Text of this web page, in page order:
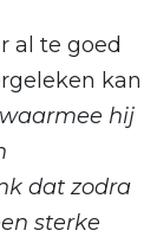
al te goed
kan
hij
dat zodra
sterke